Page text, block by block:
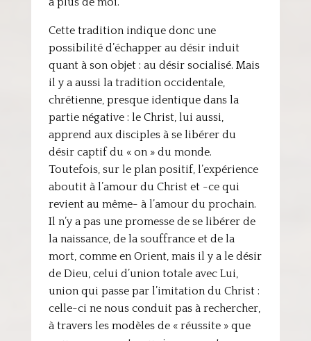
Cette tradition indique donc une
possibilité d’échapper au désir induit
quant à son objet : au désir socialisé. Mais
il y a aussi la tradition occidentale,
chrétienne, presque identique dans la
partie négative : le Christ, lui aussi,
apprend aux disciples à se libérer du
désir captif du « on » du monde.
Toutefois, sur le plan positif, l’expérience
aboutit à l’amour du Christ et -ce qui
revient au même- à l’amour du prochain.
Il n’y a pas une promesse de se libérer de
la naissance, de la souffrance et de la
mort, comme en Orient, mais il y a le désir
de Dieu, celui d’union totale avec Lui,
union qui passe par l’imitation du Christ :
celle-ci ne nous conduit pas à rechercher,
à travers les modèles de « réussite » que